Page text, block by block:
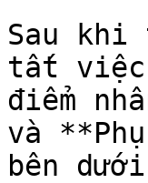
Sau khi
tất việc
điểm
và
bên